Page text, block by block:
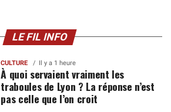
LE FIL INFO
CULTURE Il y a 1 heure
À quoi servaient vraiment les
traboules de Lyon ? La réponse n’est
pas celle que l’on croit